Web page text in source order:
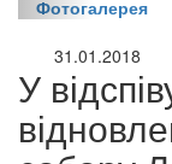
Фотогалерея
31.01.2018
У